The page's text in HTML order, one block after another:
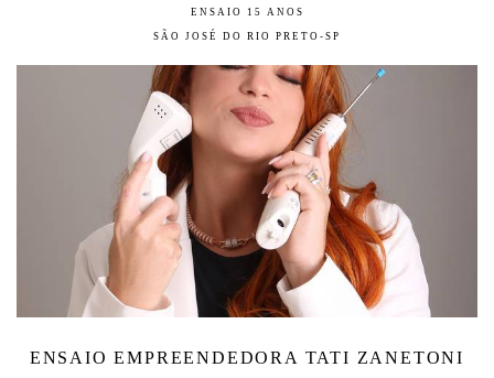
ENSAIO 15 ANOS
SÃO JOSÉ DO RIO PRETO-SP
ENSAIO EMPREENDEDORA TATI ZANETONI